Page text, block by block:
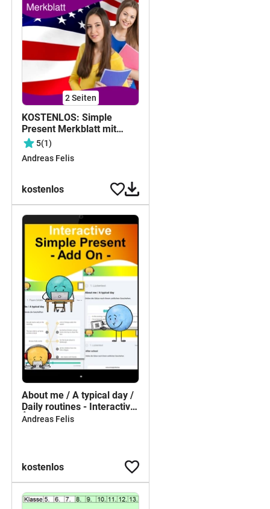
2Seiten
KOSTENLOS: Simple
Present Merkblatt mit
allen Regeln zur Bildung
und Verwendung -
Signalwörter -
5(1)
Andreas Felis
kostenlos
About me / A typical day /
Daily routines - Interactive
👆
Andreas Felis
kostenlos